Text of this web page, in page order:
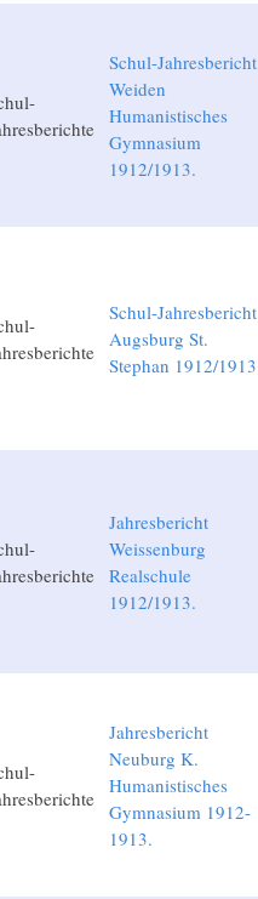
Schul-Jahresbericht
Weiden
Humanistisches
Gymnasium
1912/1913.
Schul-Jahresbericht
Augsburg St.
Stephan 1912/1913
Jahresbericht
Weissenburg
Realschule
1912/1913.
Jahresbericht
Neuburg K.
Humanistisches
Gymnasium 1912-
1913.